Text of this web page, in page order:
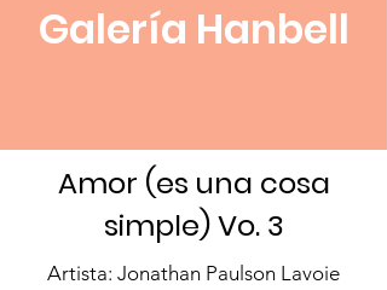
Galería Hanbell
Amor (es una cosa
simple) Vo. 3
Artista: Jonathan Paulson Lavoie